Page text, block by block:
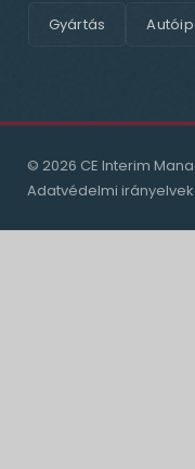
Gyártás
© 2026 CE Interim
Adatvédelmi irányelvek